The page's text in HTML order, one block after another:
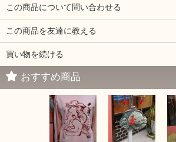
この商品について問い合わせる
この商品を友達に教える
買い物を続ける
おすすめ商品